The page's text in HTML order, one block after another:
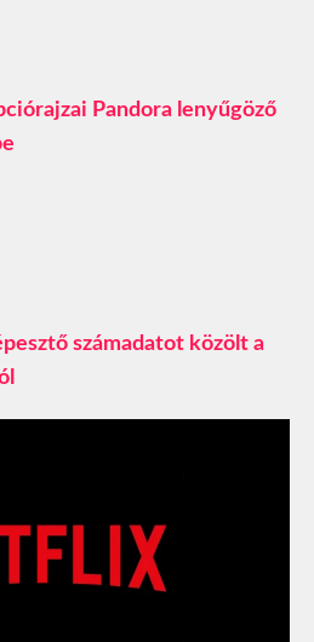
Pandora lenyűgöző
számadatot közölt a